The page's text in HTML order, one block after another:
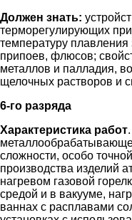
Должен знать:
терморегулирующих
температуру
припоев, флюсов;
металлов и палладия,
щелочных растворов и
6-го разряда
Характеристика работ
сложности, особо
производства изделий
нагревом газовой
средой и в вакууме,
ваннах с расплавами